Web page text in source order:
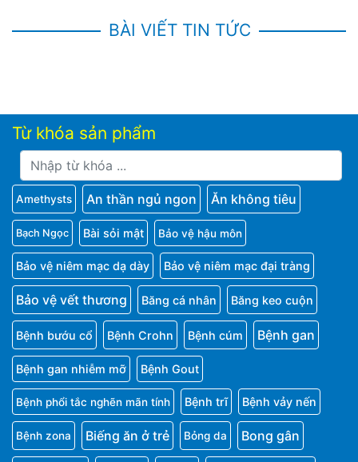
BÀI VIẾT TIN TỨC
Từ khóa sản phẩm
Amethysts An thần ngủ ngon Ăn không tiêu
Bạch Ngọc Bài sỏi mật Bảo vệ hậu môn
Bảo vệ niêm mạc dạ dày Bảo vệ niêm mạc đại tràng
Bảo vệ vết thương Băng cá nhân Băng keo cuộn
Bệnh bướu cổ Bệnh Crohn Bệnh cúm Bệnh gan
Bệnh gan nhiễm mỡ Bệnh Gout
Bệnh phổi tắc nghẽn mãn tính Bệnh trĩ Bệnh vảy nến
Bệnh zona Biếng ăn ở trẻ Bỏng da Bong gân